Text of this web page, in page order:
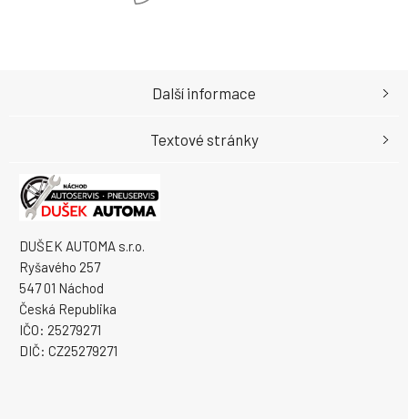
DUŠEK AUTOMA s.r.o.
Ryšavého 257
547 01 Náchod
Česká Republika
IČO: 25279271
DIČ: CZ25279271
Další informace
Textové stránky